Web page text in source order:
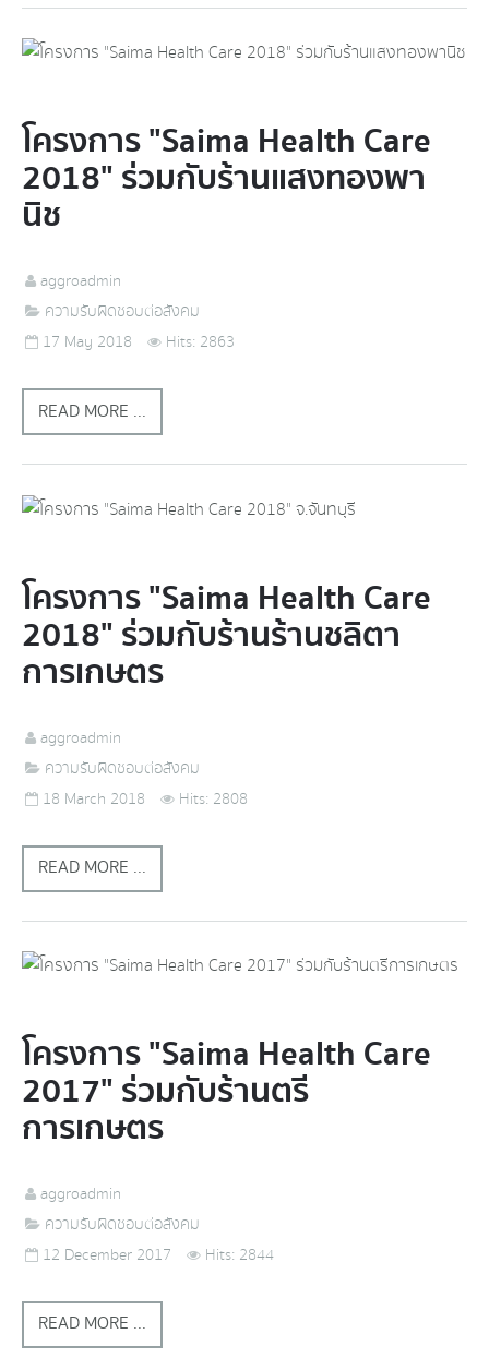
โครงการ "Saima Health Care
2018" ร่วมกับร้านแสงทองพา
นิช
aggroadmin
ความรับผิดชอบต่อสังคม
17 May 2018
Hits: 2863
READ MORE ...
โครงการ "Saima Health Care
2018" ร่วมกับร้านร้านชลิตา
การเกษตร
aggroadmin
ความรับผิดชอบต่อสังคม
18 March 2018
Hits: 2808
READ MORE ...
โครงการ "Saima Health Care
2017" ร่วมกับร้านตรี
การเกษตร
aggroadmin
ความรับผิดชอบต่อสังคม
12 December 2017
Hits: 2844
READ MORE ...